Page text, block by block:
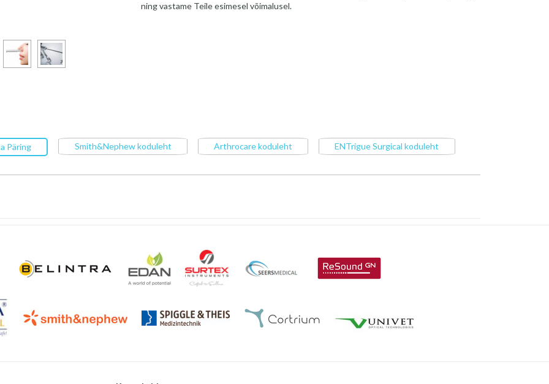
ning vastame Teile esimesel võimalusel.
Päring Smith&Nephew koduleht Arthrocare koduleht ENTrigue Surgical koduleht